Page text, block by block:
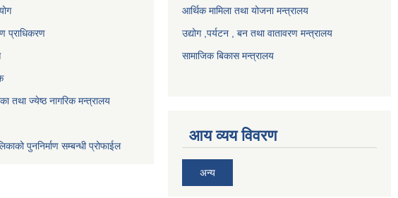
प्राधिकरण
तथा ज्येष्ठ नागरिक मन्त्रालय
पुननिर्माण सम्बन्धी प्रोफाईल
आर्थिक मामिला तथा योजना मन्त्रालय
उद्योग ,पर्यटन , बन तथा वातावरण मन्त्रालय
सामाजिक बिकास मन्त्रालय
आय व्यय विवरण
अन्य